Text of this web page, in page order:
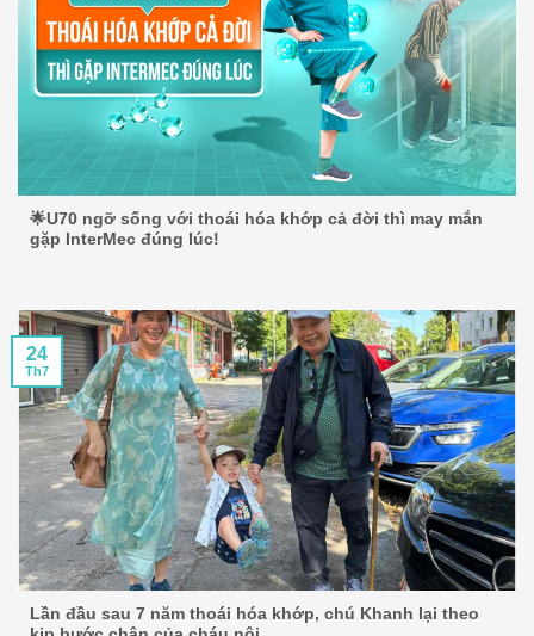
🌟U70 ngỡ sống với thoái hóa khớp cả đời thì may mắn
gặp InterMec đúng lúc!
Lần đầu sau 7 năm thoái hóa khớp, chú Khanh lại theo
24
Th7